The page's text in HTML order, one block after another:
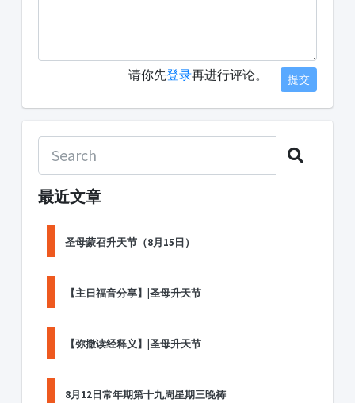
请你先登录再进行评论。 提交
最近文章
圣母蒙召升天节（8月15日）
【主日福音分享】|圣母升天节
【弥撒读经释义】|圣母升天节
8月12日常年期第十九周星期三晚祷